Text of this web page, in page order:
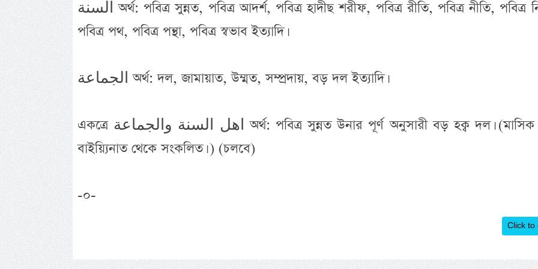
السنة অর্থ: পবিত্র সুন্নত, পবিত্র আদর্শ, পবিত্র হাদীছ শরীফ, পবিত্র রীতি, পবিত্র নীতি, পবিত্র নিয়ম,
পবিত্র পথ, পবিত্র পন্থা, পবিত্র স্বভাব ইত্যাদি।
الجماعة অর্থ: দল, জামায়াত, উম্মত, সম্প্রদায়, বড় দল ইত্যাদি।
একত্রে اهل السنة والجماعة অর্থ: পবিত্র সুন্নত উনার পূর্ণ অনুসারী বড় হক্ব দল। (মাসিক আল
বাইয়্যিনাত থেকে সংকলিত। ) (চলবে)
-০-
Click to